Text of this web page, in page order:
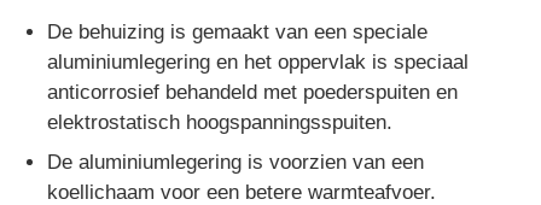
explosieveilige schakelaar
Explosiebestendige kabelklieren
explosiebestendige stop en contactdoos
De behuizing is gemaakt van een speciale
aluminiumlegering en het oppervlak is speciaal
anticorrosief behandeld met poederspuiten en
elektrostatisch hoogspanningsspuiten.
De aluminiumlegering is voorzien van een
koellichaam voor een betere warmteafvoer.